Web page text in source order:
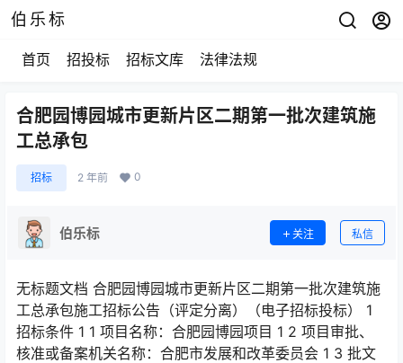
伯乐标
首页 招投标 招标文库 法律法规
合肥园博园城市更新片区二期第一批次建筑施
工总承包
招标 2 年前 0
伯乐标 关注 私信
无标题文档 合肥园博园城市更新片区二期第一批次建筑施
工总承包施工招标公告（评定分离）（电子招标投标） 1
招标条件 1 1 项目名称：合肥园博园项目 1 2 项目审批、
核准或备案机关名称：合肥市发展和改革委员会 1 3 批文